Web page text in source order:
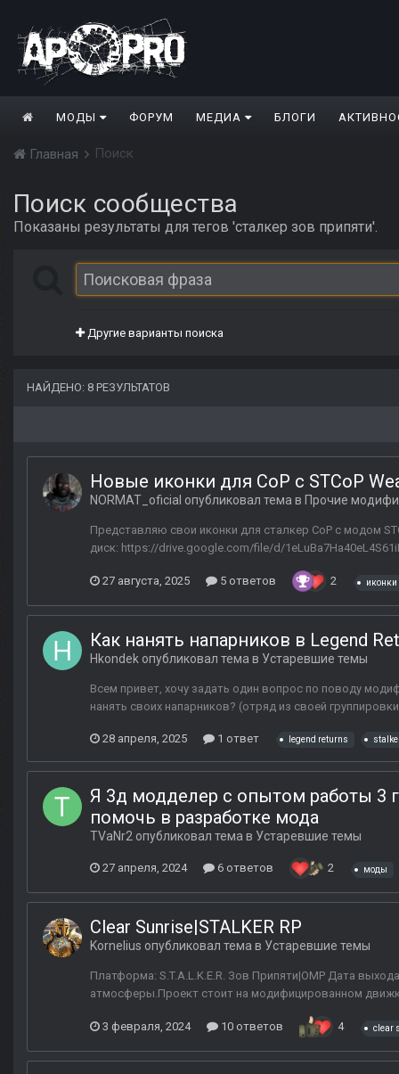
МОДЫ ФОРУМ МЕДИА БЛОГИ
Главная Поиск
Поиск сообщества
Показаны результаты для тегов 'сталкер зов припяти'.
Другие варианты поиска
НАЙДЕНО: 8 РЕЗУЛЬТАТОВ
Новые иконки для СоР с STCoP
NORMAT_oficial опубликовал тема в Прочие
Представляю свои иконки для сталкер CoP с модом
диск: https://drive.google.com/file/d/
27 августа, 2025 5 ответов 2 иконки
Как нанять напарников в Legend
Hkondek опубликовал тема в Устаревшие темы
Всем привет, хочу задать один вопрос по поводу
нанять своих напарников? (отряд из своей
28 апреля, 2025 1 ответ legend returns
Я 3д модделер с опытом работы 3
помочь в разработке мода
TVaNr2 опубликовал тема в Устаревшие темы
27 апреля, 2024 6 ответов 2 моды
Clear Sunrise|STALKER RP
Kornelius опубликовал тема в Устаревшие темы
Платформа: S.T.A.L.K.E.R. Зов Припяти|OMP Дата
атмосферы.Проект стоит на модифицированном
3 февраля, 2024 10 ответов 4 clear